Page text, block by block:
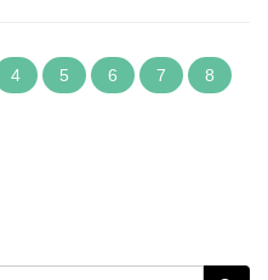
4 5 6 7
8